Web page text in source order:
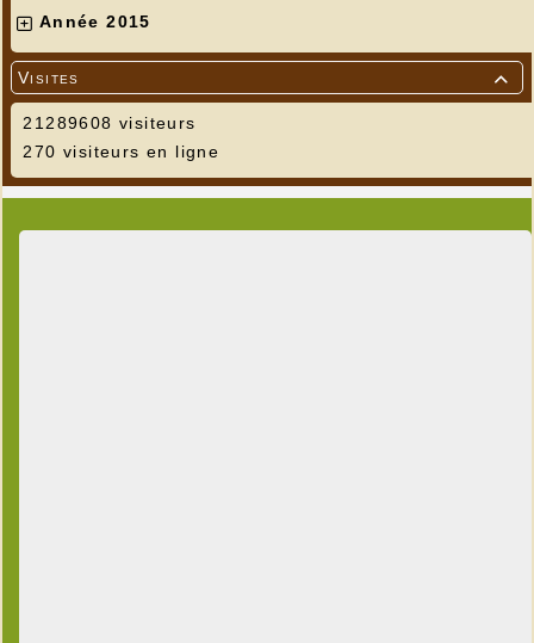
Année 2015

Visites
21289608 visiteurs
270 visiteurs en ligne